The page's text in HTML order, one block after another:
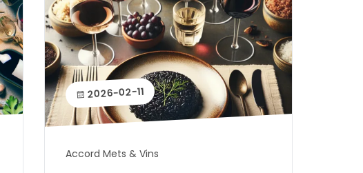
2026-02-11
Accord Mets & Vins